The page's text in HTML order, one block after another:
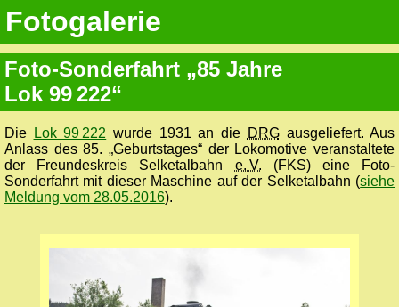
Fotogalerie
Foto-Sonderfahrt „85 Jahre
Lok 99 222“
Die Lok 99 222 wurde 1931 an die DRGausgeliefert. Aus
Anlass des 85. „Geburtstages“ der Lokomotive veranstaltete
der Freundeskreis Selketalbahn e. V. (FKS) eine Foto-
Sonderfahrt mit dieser Maschine auf der Selketalbahn (siehe
Meldung vom 28.05.2016).